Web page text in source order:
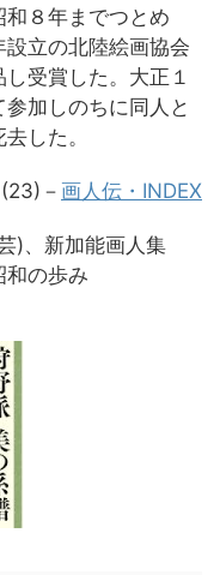
８年までつとめ
立の北陸絵画協会
受賞した。大正１
加しのちに同人と
した。
－ 画人伝・INDEX
)、新加能画人集
和の歩み